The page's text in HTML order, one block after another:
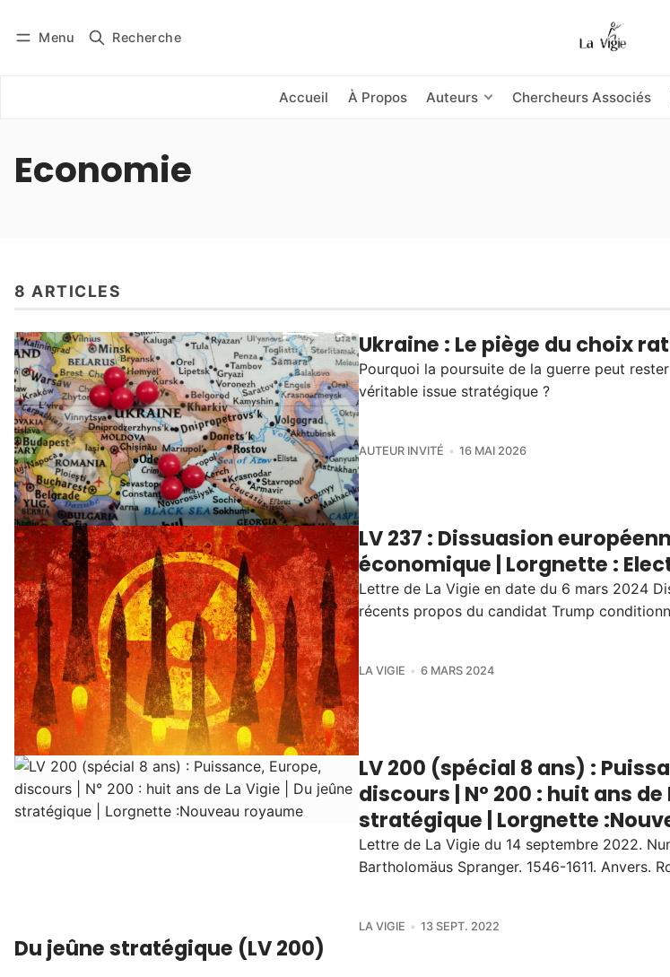
Menu Recherche
Accueil À Propos Auteurs Chercheurs Associés
Se connecter
Economie
8 ARTICLES
Ukraine : Le piège du choix
Pourquoi la poursuite de la guerre peut
véritable issue stratégique ?
AUTEUR INVITÉ 16 MAI 2026
LV 237 : Dissuasion
économique | Lorgnette :
Lettre de La Vigie en date du 6 mars 2024
récents propos du candidat Trump
LA VIGIE 6 MARS 2024
LV 200 (spécial 8 ans) :
discours | N° 200 : huit ans de
stratégique | Lorgnette
Lettre de La Vigie du 14 septembre 2022.
Bartholomäus Spranger. 1546-1611. Anvers.
LA VIGIE 13 SEPT. 2022
Du jeûne stratégique (LV 200)